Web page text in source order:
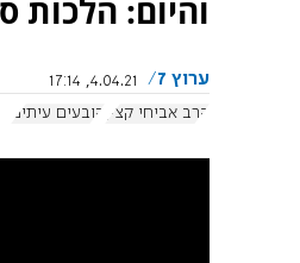
והיום:
ערוץ 7
4.04.21, 17:14
הרב אביחי קצין
קובעים עיתים